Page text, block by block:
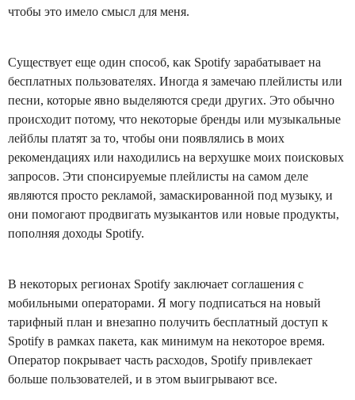
чтобы это имело смысл для меня.
Существует еще один способ, как Spotify зарабатывает на
бесплатных пользователях. Иногда я замечаю плейлисты или
песни, которые явно выделяются среди других. Это обычно
происходит потому, что некоторые бренды или музыкальные
лейблы платят за то, чтобы они появлялись в моих
рекомендациях или находились на верхушке моих поисковых
запросов. Эти спонсируемые плейлисты на самом деле
являются просто рекламой, замаскированной под музыку, и
они помогают продвигать музыкантов или новые продукты,
пополняя доходы Spotify.
В некоторых регионах Spotify заключает соглашения с
мобильными операторами. Я могу подписаться на новый
тарифный план и внезапно получить бесплатный доступ к
Spotify в рамках пакета, как минимум на некоторое время.
Оператор покрывает часть расходов, Spotify привлекает
больше пользователей, и в этом выигрывают все.